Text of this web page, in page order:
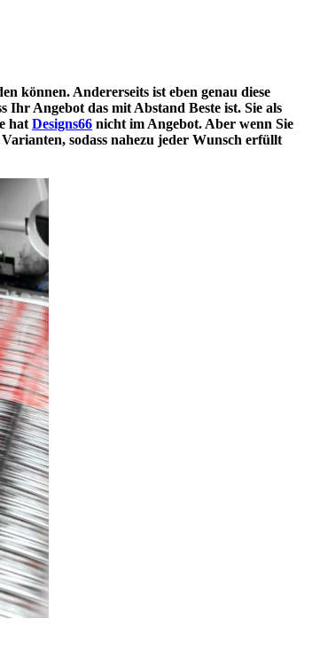
können. Andererseits ist eben genau diese
Angebot das mit Abstand Beste ist. Sie als
hat Designs66 nicht im Angebot. Aber wenn Sie
sodass nahezu jeder Wunsch erfüllt